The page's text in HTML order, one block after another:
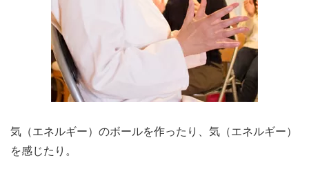
気（エネルギー）のボールを作ったり、気（エネルギー）
を感じたり。